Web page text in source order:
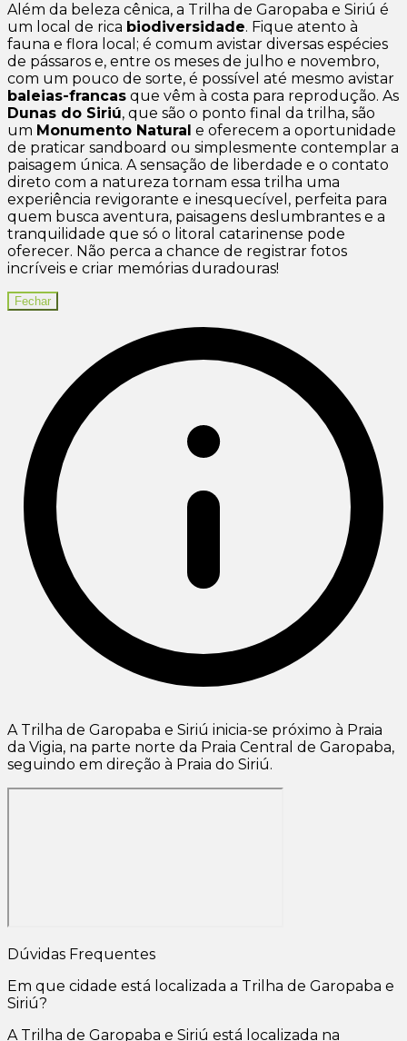
Além da beleza cênica, a Trilha de Garopaba e Siriú é
um local de rica biodiversidade. Fique atento à
fauna e flora local; é comum avistar diversas espécies
de pássaros e, entre os meses de julho e novembro,
com um pouco de sorte, é possível até mesmo avistar
baleias-francas que vêm à costa para reprodução. As
Dunas do Siriú, que são o ponto final da trilha, são
um Monumento Natural e oferecem a oportunidade
de praticar sandboard ou simplesmente contemplar a
paisagem única. A sensação de liberdade e o contato
direto com a natureza tornam essa trilha uma
experiência revigorante e inesquecível, perfeita para
quem busca aventura, paisagens deslumbrantes e a
tranquilidade que só o litoral catarinense pode
oferecer. Não perca a chance de registrar fotos
incríveis e criar memórias duradouras!
Fechar
A Trilha de Garopaba e Siriú inicia-se próximo à Praia
da Vigia, na parte norte da Praia Central de Garopaba,
seguindo em direção à Praia do Siriú.
Dúvidas Frequentes
Em que cidade está localizada a Trilha de Garopaba e
Siriú?
A Trilha de Garopaba e Siriú está localizada na